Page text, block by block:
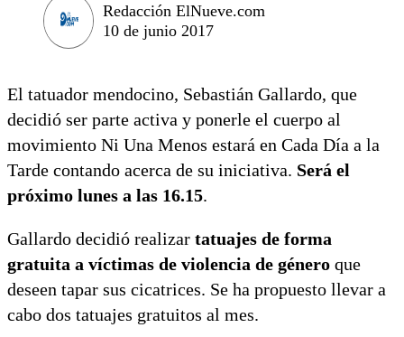
Redacción ElNueve.com
10 de junio 2017
El tatuador mendocino, Sebastián Gallardo, que
decidió ser parte activa y ponerle el cuerpo al
movimiento Ni Una Menos estará en Cada Día a la
Tarde contando acerca de su iniciativa. Será el
próximo lunes a las 16.15.
Gallardo decidió realizar tatuajes de forma
gratuita a víctimas de violencia de género que
deseen tapar sus cicatrices. Se ha propuesto llevar a
cabo dos tatuajes gratuitos al mes.